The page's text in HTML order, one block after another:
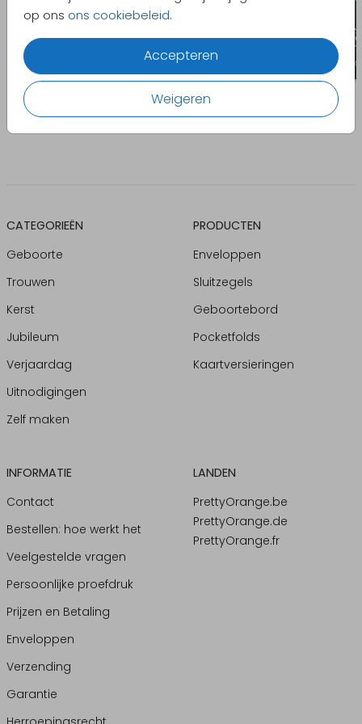
op ons ons cookiebeleid.
Accepteren
Weigeren
CATEGORIEËN
Geboorte
Trouwen
Kerst
Jubileum
Verjaardag
Uitnodigingen
Zelf maken
PRODUCTEN
Enveloppen
Sluitzegels
Geboortebord
Pocketfolds
Kaartversieringen
INFORMATIE
Contact
Bestellen: hoe werkt het
Veelgestelde vragen
Persoonlijke proefdruk
Prijzen en Betaling
Enveloppen
Verzending
Garantie
LANDEN
PrettyOrange.be
PrettyOrange.de
PrettyOrange.fr